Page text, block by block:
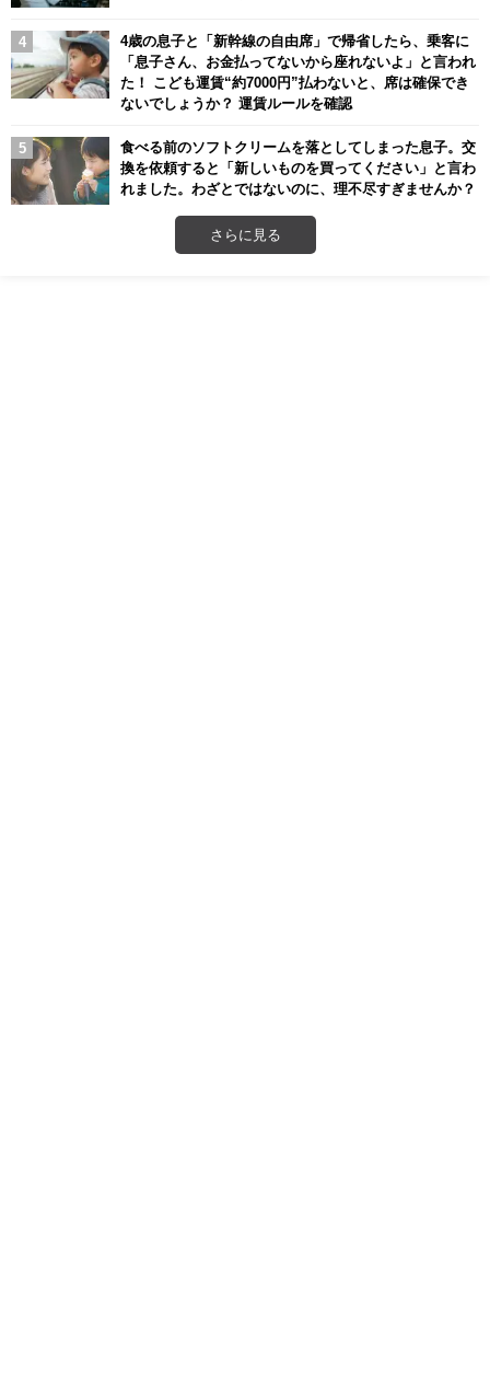
4歳の息子と「新幹線の自由席」で帰省したら、乗客に
「息子さん、お金払ってないから座れないよ」と言われ
た！ こども運賃“約7000円”払わないと、席は確保でき
ないでしょうか？ 運賃ルールを確認
食べる前のソフトクリームを落としてしまった息子。交
換を依頼すると「新しいものを買ってください」と言わ
れました。わざとではないのに、理不尽すぎませんか？
さらに見る